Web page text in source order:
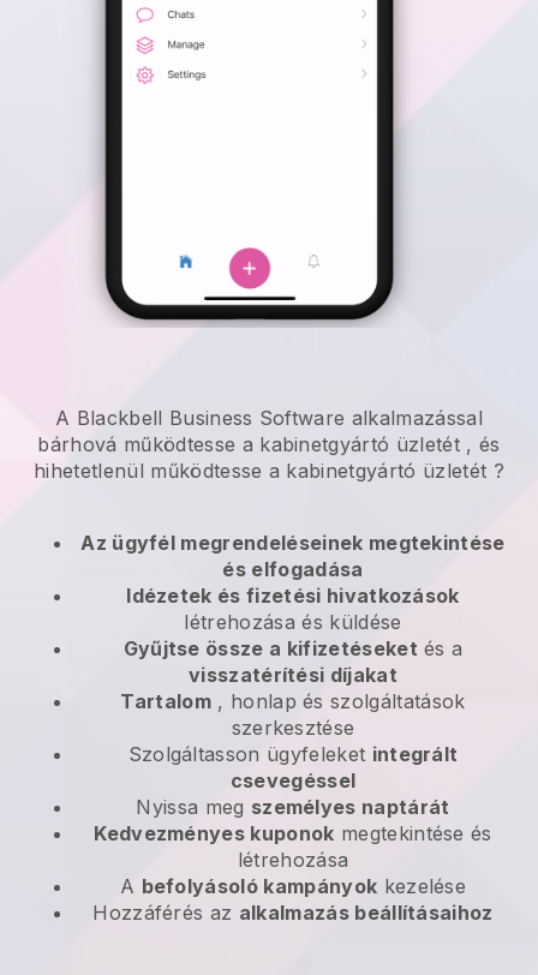
A Blackbell Business Software alkalmazással
bárhová működtesse a kabinetgyártó üzletét, és
hihetetlenül működtesse a kabinetgyártó üzletét ?
Az ügyfél megrendeléseinek megtekintése
és elfogadása
Idézetek és fizetési hivatkozások
létrehozása és küldése
Gyűjtse össze a kifizetéseket és a
visszatérítési díjakat
Tartalom, honlap és szolgáltatások
szerkesztése
Szolgáltasson ügyfeleket integrált
csevegéssel
Nyissa meg személyes naptárát
Kedvezményes kuponok megtekintése és
létrehozása
A befolyásoló kampányok kezelése
Hozzáférés az alkalmazás beállításaihoz